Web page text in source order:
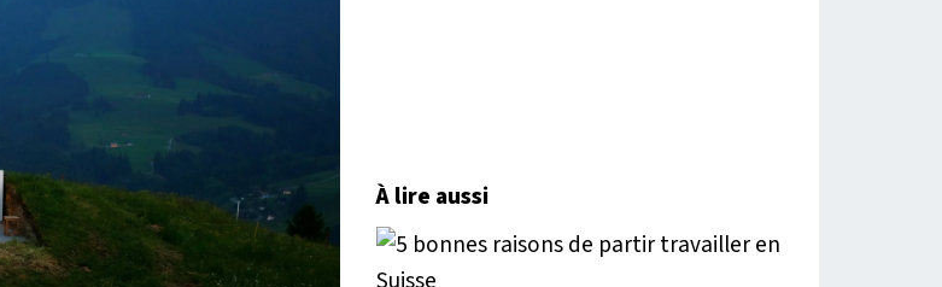
À lire aussi